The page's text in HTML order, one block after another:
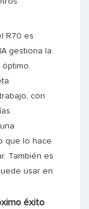
R70 es
gestiona la
con
que lo hace
También es
usar en
éxito